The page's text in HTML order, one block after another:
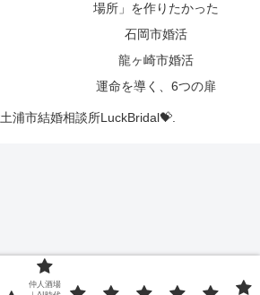
場所」を作りたかった
石岡市婚活
龍ヶ崎市婚活
運命を導く、6つの扉
浦市結婚相談所LuckBridal💝.
仲人酒場